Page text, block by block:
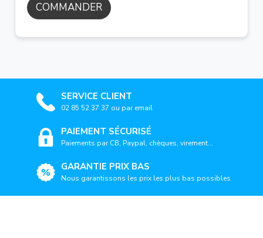
COMMANDER
SERVICE CLIENT
02 85 52 37 37 ou par email
PAIEMENT SÉCURISÉ
Paiements par CB, Paypal, chèques, virement...
GARANTIE PRIX BAS
Nous garantissons les prix les plus bas possibles